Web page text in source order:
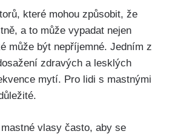
které‌ mohou způsobit, že
a‌ to ‍může vypadat nejen
‍může být nepříjemné.​ Jedním z
⁤zdravých a lesklých⁤
mytí.‌ Pro lidi s mastnými
⁢vlasy‍ často, aby se